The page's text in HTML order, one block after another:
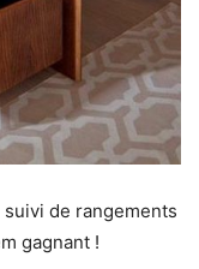
de rangements
gagnant !